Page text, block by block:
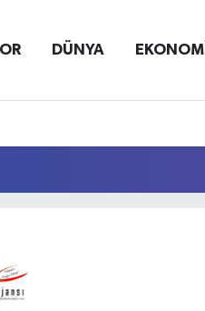
DÜNYA EKONOMİ